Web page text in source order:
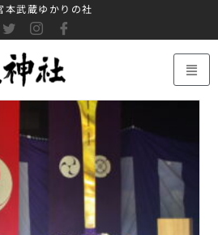
本武蔵ゆかりの社